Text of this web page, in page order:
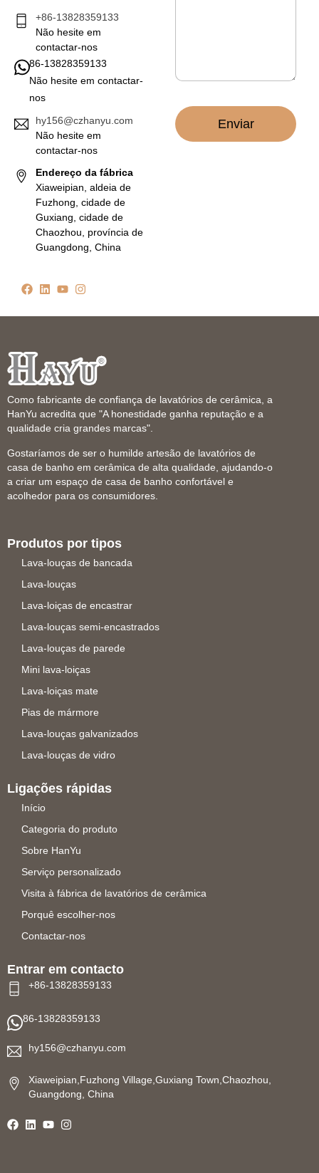
+86-13828359133
Não hesite em
contactar-nos
86-13828359133
Não hesite em contactar-
nos
hy156@czhanyu.com
Não hesite em
contactar-nos
Endereço da fábrica
Xiaweipian, aldeia de
Fuzhong, cidade de
Guxiang, cidade de
Chaozhou, província de
Guangdong, China
c
Enviar
Como fabricante de confiança de lavatórios de cerâmica, a
HanYu acredita que "A honestidade ganha reputação e a
qualidade cria grandes marcas".
Gostaríamos de ser o humilde artesão de lavatórios de
casa de banho em cerâmica de alta qualidade, ajudando-o
a criar um espaço de casa de banho confortável e
acolhedor para os consumidores.
Produtos por tipos
Lava-louças de bancada
Lava-louças
Lava-loiças de encastrar
Lava-louças semi-encastrados
Lava-louças de parede
Mini lava-loiças
Lava-loiças mate
Pias de mármore
Lava-louças galvanizados
Lava-louças de vidro
Ligações rápidas
Início
Categoria do produto
Sobre HanYu
Serviço personalizado
Visita à fábrica de lavatórios de cerâmica
Porquê escolher-nos
Contactar-nos
Entrar em contacto
+86-13828359133
86-13828359133
hy156@czhanyu.com
Xiaweipian,Fuzhong Village,Guxiang Town,Chaozhou,
Guangdong, China